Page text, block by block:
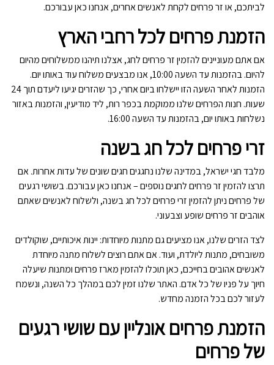
לביתכם, או זר פרחים לקחת לאנשים אחרים, אנחנו כאן עבורכם.
הזמנת פרחים לכל רחבי הארץ
אם אתם מעוניינים להזמין זר פרחים לחג, אצלנו תיהנו ממשלוחים מהיום
להיום. בהזמנות עד השעה 10:00, אנו מבצעים משלוח עוד באותו יום.
הזמנות לאחר השעה הזו יישלחו ביום אחרי, כך שהזרים יגיעו ליעדם תוך 24
שעות. חנות הפרחים שלנו ממוקמת בכפר רות, ליד מודיעין, והזמנות באזור
נשלחות באותו יום, בהזמנות עד השעה 16:00.
זרי פרחים לכל חג בשנה
מלבד חגי ישראל, במדינה שלנו נחגגים חגים שונים של עדות אחרות. אם
תרצו להזמין זר פרחים לחגים נוספים – אנחנו כאן עבורכם. בשושי רגעים
של פרחים ניתן להזמין זרי פרחים לכל חג בשנה, ולשלוח לאנשים שאתם
אוהבים זר פרחים שופע וצבעוני.
לצד הזרים שלנו, אנו מציעים גם מתנות מיוחדות: יינות איכותיים, שוקולדים
משובחים, מתנות ליולדת, ועוד. אם אתם רוצים לשלוח מתנה מיוחדת
לאנשים אהובים בחייכם, כאן תוכלו להזמין מארז פרחים ומתנות שיעלה
חיוך על פניו של כל אדם. האתר שלנו זמין לכם במהלך כל השנה, ונשמח
לעזור לכם בכל הזמנה מחדש.
הזמנת פרחים אונליין עם שושי רגעים
של פרחים